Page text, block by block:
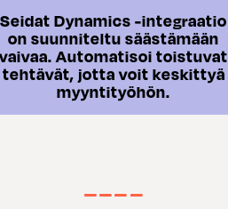
Seidat Dynamics -integraatio
on suunniteltu säästämään
vaivaa. Automatisoi toistuvat
tehtävät, jotta voit keskittyä
myyntityöhön.
−−−−